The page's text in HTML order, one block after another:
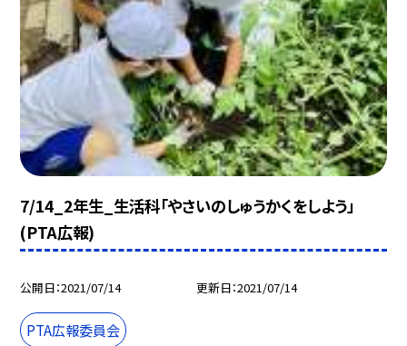
7/14_2年生_生活科「やさいのしゅうかくをしよう」
(PTA広報)
公開日 2021/07/14 更新日 2021/07/14
PTA広報委員会